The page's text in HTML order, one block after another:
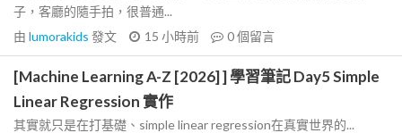
子，客廳的隨手拍，很普通...
由 lumorakids 發文 15 小時前 0個留言
[Machine Learning A-Z [2026] ] 學習筆記 Day5 Simple
Linear Regression 實作
其實就只是在打基礎、simple linear regression在真實世界的...